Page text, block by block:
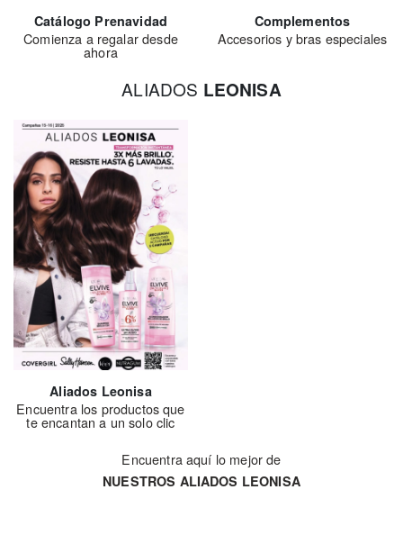
Catálogo Prenavidad
Comienza a regalar desde
ahora
Complementos
Accesorios y bras especiales
ALIADOS LEONISA
Aliados Leonisa
Encuentra los productos que
te encantan a un solo clic
Encuentra aquí lo mejor de
NUESTROS ALIADOS LEONISA